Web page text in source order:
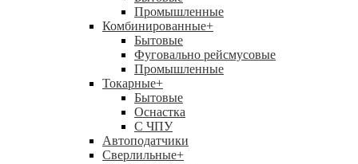
Промышленные
Комбинированные+
Бытовые
Фуговально рейсмусовые
Промышленные
Токарные+
Бытовые
Оснастка
С ЧПУ
Автоподатчики
Сверлильные+